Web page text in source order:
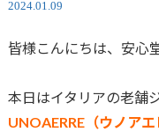
2024.01.09
皆様こんにちは、安心
本日はイタリアの老舗
UNOAERRE（ウノアエ